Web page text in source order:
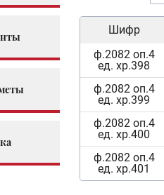
Шифр
ф.2082 оп.4
ед. хр.398
ф.2082 оп.4
ед. хр.399
ф.2082 оп.4
ед. хр.400
ф.2082 оп.4
ед. хр.401